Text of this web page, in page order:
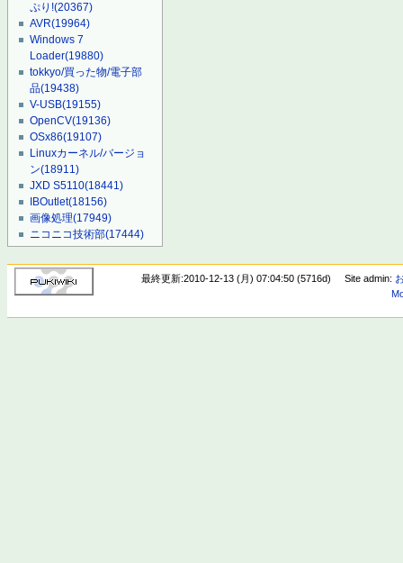
ぷり!(20367)
AVR(19964)
Windows 7
Loader(19880)
tokkyo/買った物/電子部
品(19438)
V-USB(19155)
OpenCV(19136)
OSx86(19107)
Linuxカーネル/バージョ
ン(18911)
JXD S5110(18441)
IBOutlet(18156)
画像処理(17949)
ニコニコ技術部(17444)
最終更新:2010-12-13 (月) 07:04:50 (5716d) Site admin: